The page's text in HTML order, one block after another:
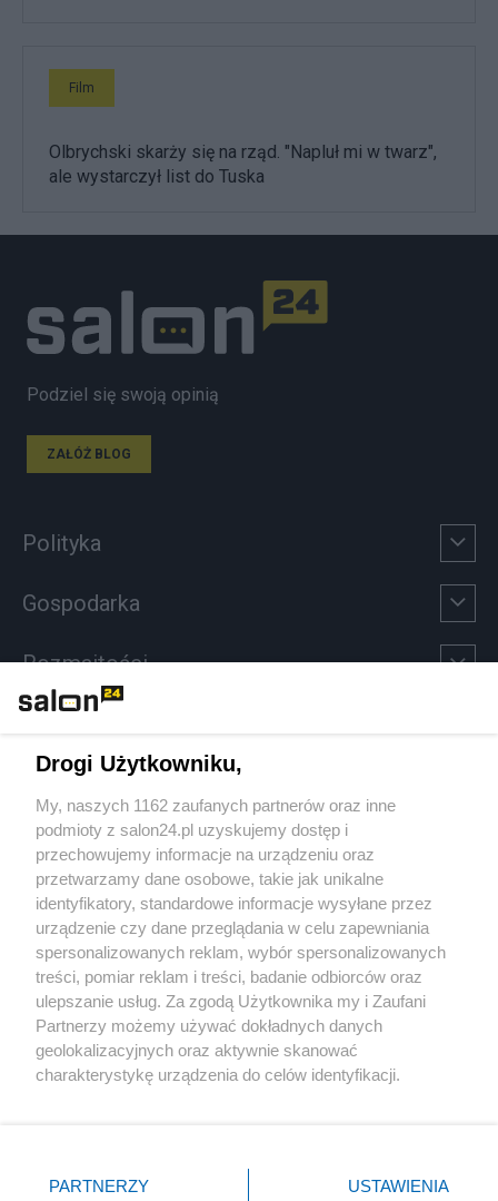
Film
Olbrychski skarży się na rząd. "Napluł mi w twarz",
ale wystarczył list do Tuska
Podziel się swoją opinią
ZAŁÓŻ BLOG
Polityka
Gospodarka
Rozmaitości
Sport
Społeczeństwo
Kultura
X Facebook Instagram Youtube
Drogi Użytkowniku,
My, naszych 1162 zaufanych partnerów oraz inne
podmioty z salon24.pl uzyskujemy dostęp i
przechowujemy informacje na urządzeniu oraz
przetwarzamy dane osobowe, takie jak unikalne
identyfikatory, standardowe informacje wysyłane przez
urządzenie czy dane przeglądania w celu zapewniania
spersonalizowanych reklam, wybór spersonalizowanych
treści, pomiar reklam i treści, badanie odbiorców oraz
ulepszanie usług. Za zgodą Użytkownika my i Zaufani
Partnerzy możemy używać dokładnych danych
geolokalizacyjnych oraz aktywnie skanować
charakterystykę urządzenia do celów identyfikacji.
zmienić/wycofać klikając przycisk ustawień prywatności
PARTNERZY USTAWIENIA